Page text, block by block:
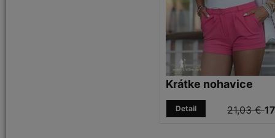
Krátke nohavice
21,03 €
Detail